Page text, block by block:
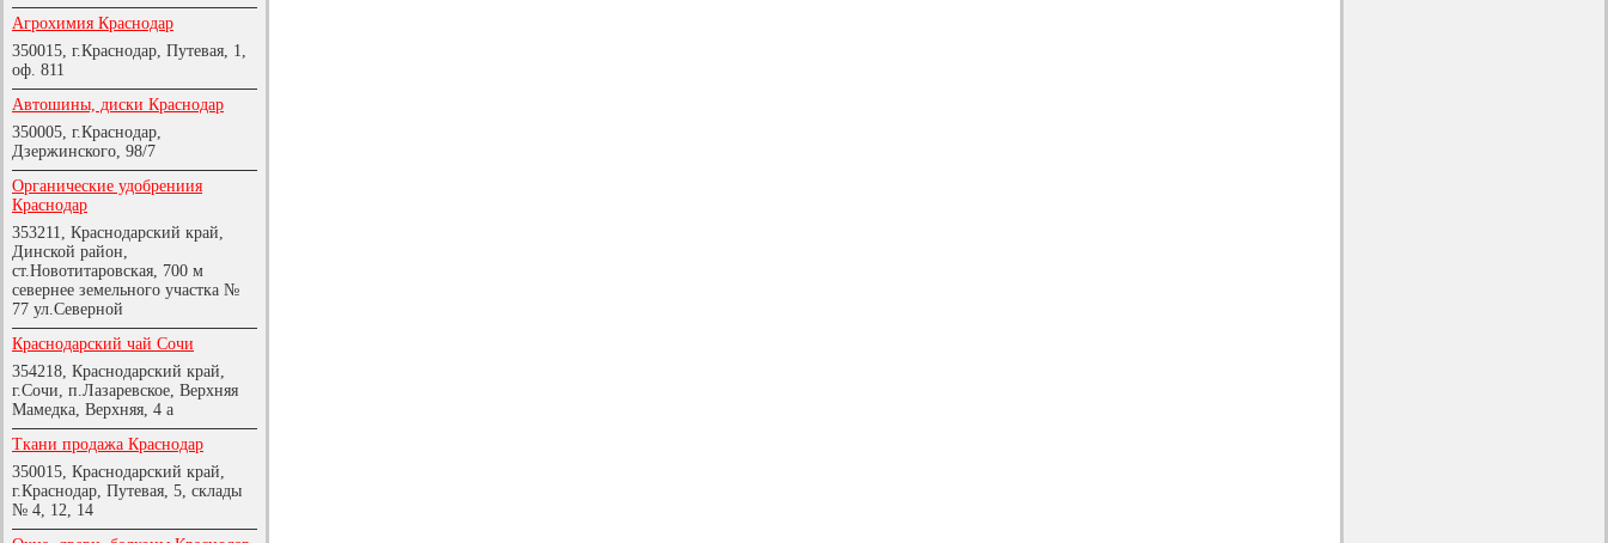
Агрохимия Краснодар
350015, г.Краснодар, Путевая, 1,
оф. 811
Автошины, диски Краснодар
350005, г.Краснодар,
Дзержинского, 98/7
Органические удобрениия
Краснодар
353211, Краснодарский край,
Динской район,
ст.Новотитаровская, 700 м
севернее земельного участка №
77 ул.Северной
Краснодарский чай Сочи
354218, Краснодарский край,
г.Сочи, п.Лазаревское, Верхняя
Мамедка, Верхняя, 4 а
Ткани продажа Краснодар
350015, Краснодарский край,
г.Краснодар, Путевая, 5, склады
№ 4, 12, 14